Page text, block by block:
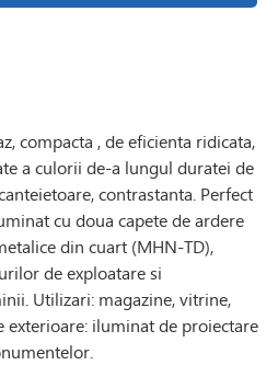
compacta , de eficienta ridicata,
a culorii de-a lungul duratei de
contrastanta. Perfect
cu doua capete de ardere
din cuart (MHN-TD),
de exploatare si
Utilizari: magazine, vitrine,
iluminat de proiectare